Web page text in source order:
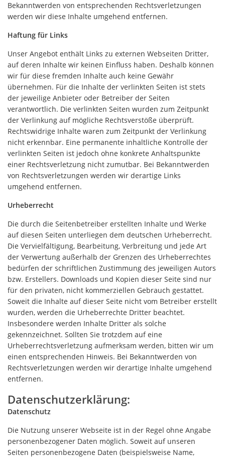
Bekanntwerden von entsprechenden Rechtsverletzungen
werden wir diese Inhalte umgehend entfernen.
Haftung für Links
Unser Angebot enthält Links zu externen Webseiten Dritter,
auf deren Inhalte wir keinen Einfluss haben. Deshalb können
wir für diese fremden Inhalte auch keine Gewähr
übernehmen. Für die Inhalte der verlinkten Seiten ist stets
der jeweilige Anbieter oder Betreiber der Seiten
verantwortlich. Die verlinkten Seiten wurden zum Zeitpunkt
der Verlinkung auf mögliche Rechtsverstöße überprüft.
Rechtswidrige Inhalte waren zum Zeitpunkt der Verlinkung
nicht erkennbar. Eine permanente inhaltliche Kontrolle der
verlinkten Seiten ist jedoch ohne konkrete Anhaltspunkte
einer Rechtsverletzung nicht zumutbar. Bei Bekanntwerden
von Rechtsverletzungen werden wir derartige Links
umgehend entfernen.
Urheberrecht
Die durch die Seitenbetreiber erstellten Inhalte und Werke
auf diesen Seiten unterliegen dem deutschen Urheberrecht.
Die Vervielfältigung, Bearbeitung, Verbreitung und jede Art
der Verwertung außerhalb der Grenzen des Urheberrechtes
bedürfen der schriftlichen Zustimmung des jeweiligen Autors
bzw. Erstellers. Downloads und Kopien dieser Seite sind nur
für den privaten, nicht kommerziellen Gebrauch gestattet.
Soweit die Inhalte auf dieser Seite nicht vom Betreiber erstellt
wurden, werden die Urheberrechte Dritter beachtet.
Insbesondere werden Inhalte Dritter als solche
gekennzeichnet. Sollten Sie trotzdem auf eine
Urheberrechtsverletzung aufmerksam werden, bitten wir um
einen entsprechenden Hinweis. Bei Bekanntwerden von
Rechtsverletzungen werden wir derartige Inhalte umgehend
entfernen.
Datenschutzerklärung:
Datenschutz
Die Nutzung unserer Webseite ist in der Regel ohne Angabe
personenbezogener Daten möglich. Soweit auf unseren
Seiten personenbezogene Daten (beispielsweise Name,